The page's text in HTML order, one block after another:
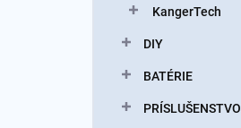
KangerTech
DIY
BATÉRIE
PRÍSLUŠENSTVO